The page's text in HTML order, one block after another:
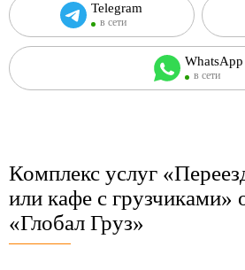
Telegram
в сети
WhatsApp
в сети
Комплекс услуг
или кафе с грузчиками»
«Глобал Груз»